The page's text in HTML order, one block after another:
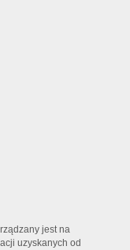
jest na
uzyskanych od